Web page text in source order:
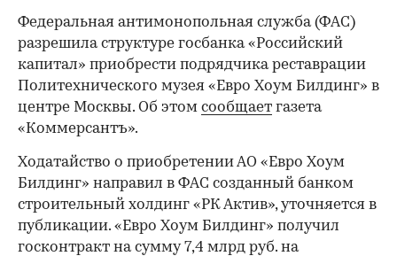
Федеральная антимонопольная служба (ФАС)
разрешила структуре госбанка «Российский
капитал» приобрести подрядчика реставрации
Политехнического музея «Евро Хоум Билдинг» в
центре Москвы. Об этом сообщает газета
«Коммерсантъ».
Ходатайство о приобретении АО «Евро Хоум
Билдинг» направил в ФАС созданный банком
строительный холдинг «РК Актив», уточняется в
публикации. «Евро Хоум Билдинг» получил
госконтракт на сумму 7,4 млрд руб. на